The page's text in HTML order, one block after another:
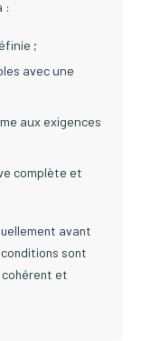
:
;
avec une
aux exigences
complète et
avant
sont
et